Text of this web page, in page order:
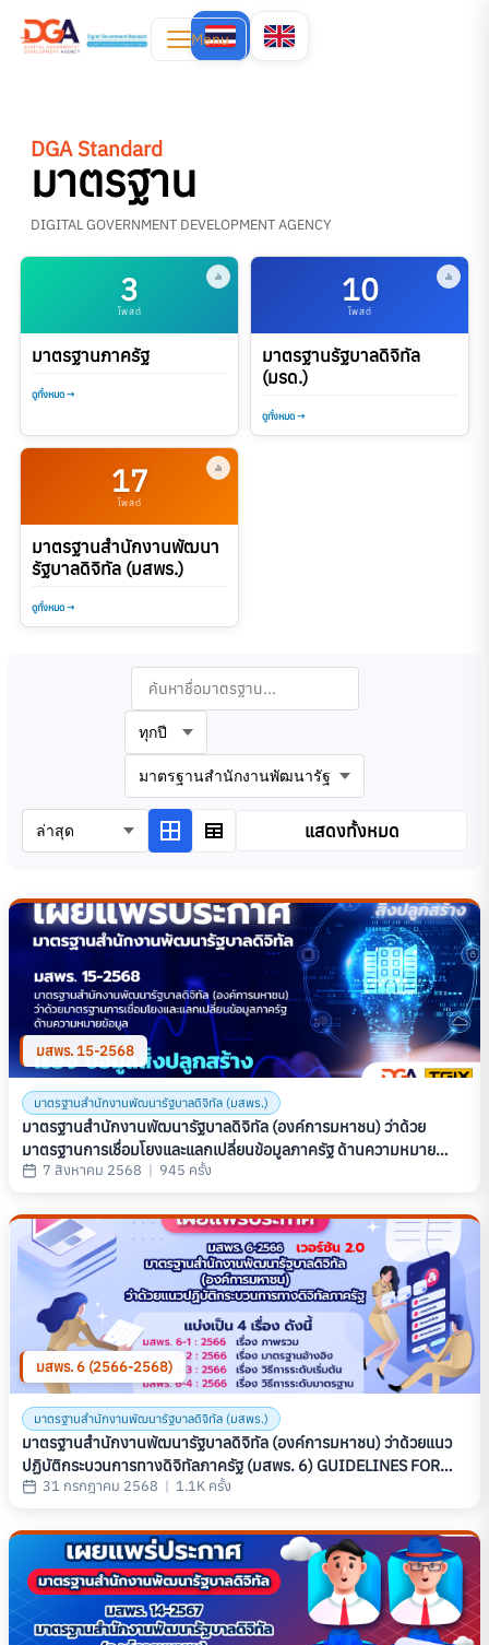
Menu
DGA Standard
มาตรฐาน
DIGITAL GOVERNMENT DEVELOPMENT AGENCY
3
โพสต์
มาตรฐานภาครัฐ
ดูทั้งหมด →
10
โพสต์
มาตรฐานรัฐบาลดิจิทัล
(มรด.)
ดูทั้งหมด →
17
โพสต์
มาตรฐานสำนักงานพัฒนา
รัฐบาลดิจิทัล (มสพร.)
ดูทั้งหมด →
ข้ามไปยังผลการค้นหา
ค้นหามาตรฐาน
พิมพ์คำค้นหาและรอ 0.5 วินาทีเพื่อค้นหาอัตโ
พิมพ์คำค้นหาและรอ 0.5 วินาทีเพื่อค้นหาอัตโ
เลือกปีที่ต้องการดู
เลือกประเภทมาตรฐาน
เรียงลำดับตาม
แสดงทั้งหมด
มสพร. 15-2568
มาตรฐานสำนักงานพัฒนารัฐบาลดิจิทัล (มสพร.)
มาตรฐานสํานักงานพัฒนารัฐบาลดิจิทัล (องค์การมหาชน) ว่าด้วย
มาตรฐานการเชื่อมโยงและแลกเปลี่ยนข้อมูลภาครัฐ ด้านความหมาย
ข้อมูล เรื่อง ข้อมูลสิ่งปลูกสร้าง (THAILAND GOVERNMENT
PART 4: BUILDING DATA) (มสพร. 15-2568)
7 สิงหาคม 2568 | 945 ครั้ง
มสพร. 6 (2566-2568)
มาตรฐานสำนักงานพัฒนารัฐบาลดิจิทัล (มสพร.)
มาตรฐานสำนักงานพัฒนารัฐบาลดิจิทัล (องค์การมหาชน) ว่าด้วยแนว
ปฏิบัติกระบวนการทางดิจิทัลภาครัฐ (มสพร. 6) GUIDELINES FOR
DIGITAL GOVERNMENT PROCESS
31 กรกฎาคม 2568 | 1.1K ครั้ง